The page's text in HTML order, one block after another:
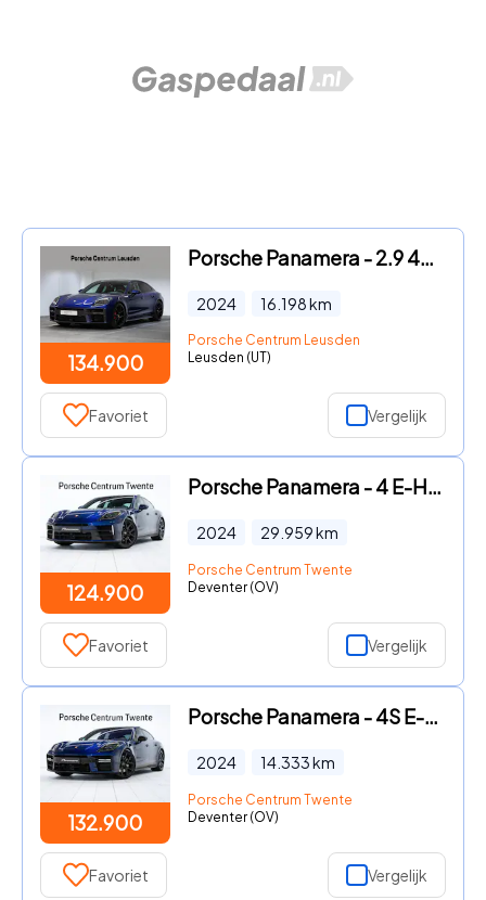
134.900
Porsche Panamera - 2.9 4S E-Hybrid
2024 16.198km
Porsche Centrum Leusden
Leusden (UT)
Favoriet Vergelijk
124.900
Porsche Panamera - 4 E-Hybrid
2024 29.959km
Porsche Centrum Twente
Deventer (OV)
Favoriet Vergelijk
132.900
Porsche Panamera - 4S E-Hybrid
2024 14.333km
Porsche Centrum Twente
Deventer (OV)
Favoriet Vergelijk